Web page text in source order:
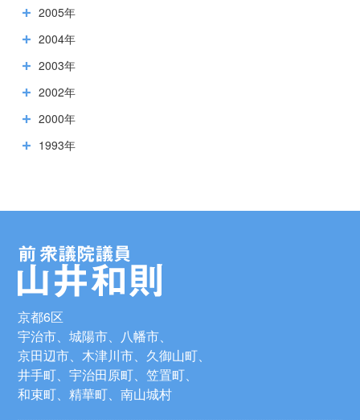
2005年
2004年
2003年
2002年
2000年
1993年
京都6区
宇治市、城陽市、八幡市、
京田辺市、木津川市、久御山町、
井手町、宇治田原町、笠置町、
和束町、精華町、南山城村